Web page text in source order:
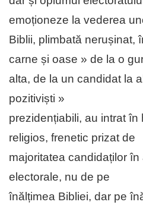
emoționeze la vederea
Biblii, plimbată nerușinat,
carne și oase » de la o
alta, de la un candidat la
pozitiviști »
prezidențiabili, au intrat în
religios, frenetic prizat de
majoritatea candidaților
electorale, nu de pe
înălțimea Bibliei, dar pe